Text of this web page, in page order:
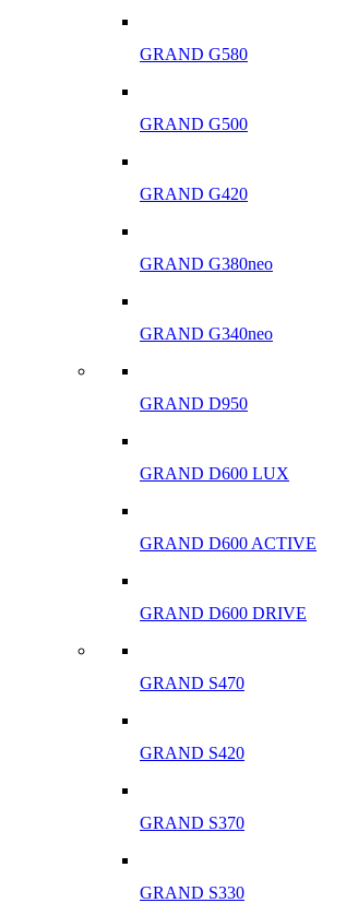
GRAND G580
GRAND G500
GRAND G420
GRAND G380neo
GRAND G340neo
GRAND D950
GRAND D600 LUX
GRAND D600 ACTIVE
GRAND D600 DRIVE
GRAND S470
GRAND S420
GRAND S370
GRAND S330